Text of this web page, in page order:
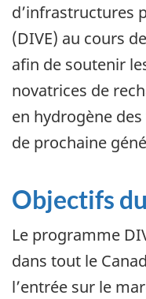
d’infrastructures
(DIVE) au cours
afin de soutenir
novatrices de
en hydrogène
de prochaine
Objectifs
Le programme
dans tout le
l’entrée sur le